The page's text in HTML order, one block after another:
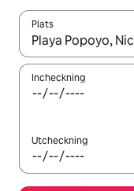
Plats
När resultaten är
Incheckning
Utcheckning